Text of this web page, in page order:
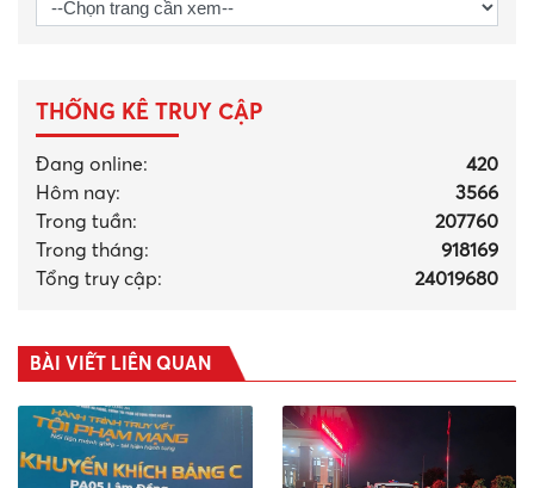
THỐNG KÊ TRUY CẬP
Đang online:
420
Hôm nay:
3566
Trong tuần:
207760
Trong tháng:
918169
Tổng truy cập:
24019680
BÀI VIẾT LIÊN QUAN